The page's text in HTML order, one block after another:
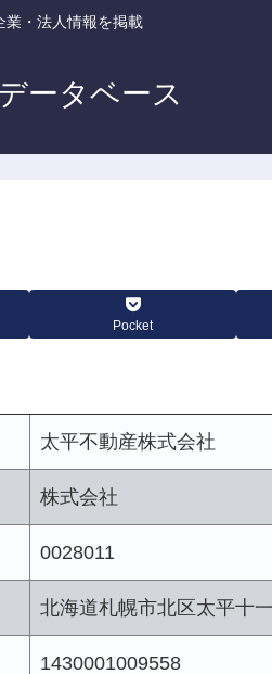
業・法人情報を掲載
ータベース
Pocket
太平不動産株式会社
株式会社
0028011
北海道札幌市北区太平十
1430001009558